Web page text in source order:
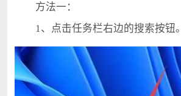
方法一：
1、点击任务栏右边的搜索按钮。